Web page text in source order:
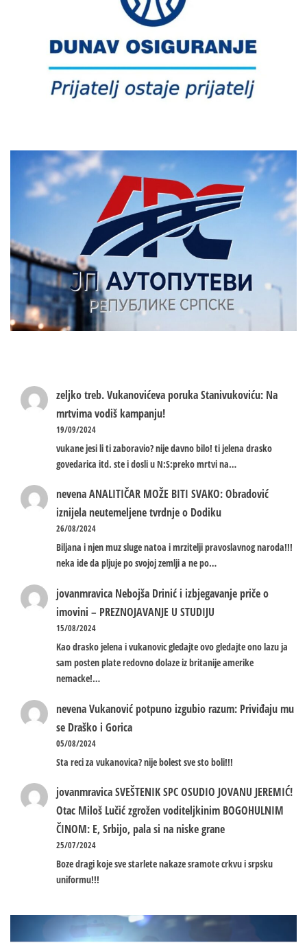
zeljko treb.Vukanovićeva poruka Stanivukoviću: Na
mrtvima vodiš kampanju!
19/09/2024
vukane jesi li ti zaboravio? nije davno bilo! ti jelena drasko
govedarica itd. ste i dosli u N:S:preko mrtvi na…
nevenaANALITIČAR MOŽE BITI SVAKO: Obradović
iznijela neutemeljene tvrdnje o Dodiku
26/08/2024
Biljana i njen muz sluge natoa i mrzitelji pravoslavnog naroda!!!
neka ide da pljuje po svojoj zemlji a ne po…
jovanmravica Nebojša Drinić i izbjegavanje priče o
imovini – PREZNOJAVANJE U STUDIJU
15/08/2024
Kao drasko jelena i vukanovic gledajte ovo gledajte ono lazu ja
sam posten plate redovno dolaze iz britanije amerike
nemacke!…
nevenaVukanović potpuno izgubio razum: Priviđaju mu
se Draško i Gorica
05/08/2024
Sta reci za vukanovica? nije bolest sve sto boli!!!
jovanmravicaSVEŠTENIK SPC OSUDIO JOVANU JEREMIĆ!
Otac Miloš Lučić zgrožen voditeljkinim BOGOHULNIM
ČINOM: E, Srbijo, pala si na niske grane
25/07/2024
Boze dragi koje sve starlete nakaze sramote crkvu i srpsku
uniformu!!!